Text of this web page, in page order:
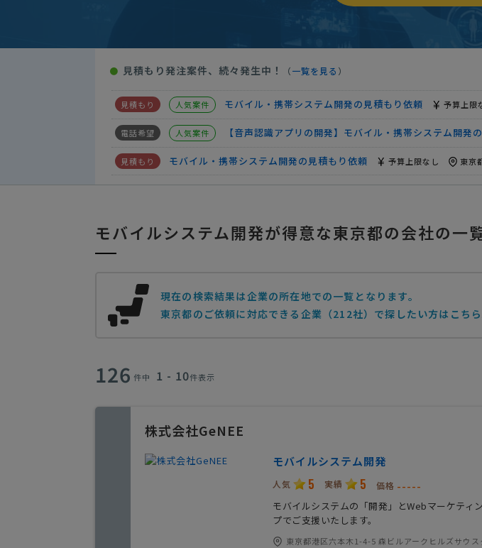
● 見積もり発注案件、続々発生中！ （一覧を見る ）
人気案件 国内にて画像共有アプリの追加開発が可能な業者を探し
人気案件 モバイル・携帯システム開発の見積もり依頼
人気案件 モバイル・携帯システム開発の見積もり依頼 予算上限
人気案件 【音声認識アプリの開発】モバイル・携帯システム開発
モバイル・携帯システム開発の見積もり依頼 予算上限なし 東京
【 参加募集中 】モバイル・携帯システム開発の見積もり依頼 予
モバイルシステム開発が得意な東京都の会社の一
現在の検索結果は企業の所在地での一覧となります。
東京都のご依頼に対応できる企業（212社）で探したい方はこちら
126 件中 1 - 10件表示
株式会社GeNEE
モバイルシステム開発
人気 5 実績 5 価格 -----
モバイルシステムの「開発」とWebマーケティ
プでご支援いたします。
東京都港区六本木1-4-5 森ビルアークヒルズサウス